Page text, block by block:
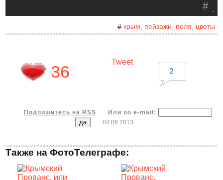
.
#
# крым пейзажи поля цветы
36
Tweet
2
Подпишитесь на RSS
Или по e-mail:
04.06.2013
Также на ФотоТелеграфе: